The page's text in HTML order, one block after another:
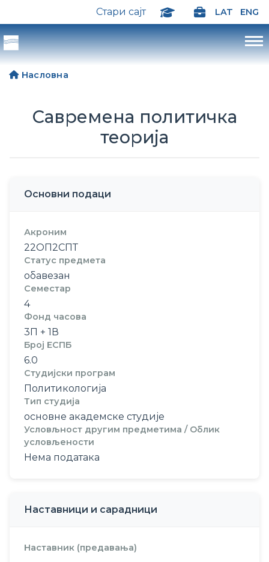
Стари сајт LAT ENG
Насловна
Савремена политичка
теорија
Основни подаци
Акроним
22ОП2СПТ
Статус предмета
обавезан
Семестар
4
Фонд часова
3П + 1В
Број ЕСПБ
6.0
Студијски програм
Политикологија
Тип студија
основне академске студије
Условљност другим предметима / Облик
условљености
Нема података
Наставници и сарадници
Наставник (предавања)